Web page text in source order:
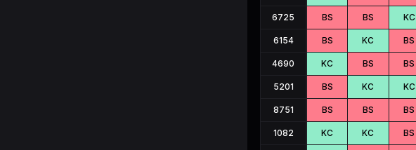
6725
6154
4690
5201
8751
1082
BS BS KC
BS KC BS
KC BS BS
BS KC KC
BS BS BS
KC KC BS